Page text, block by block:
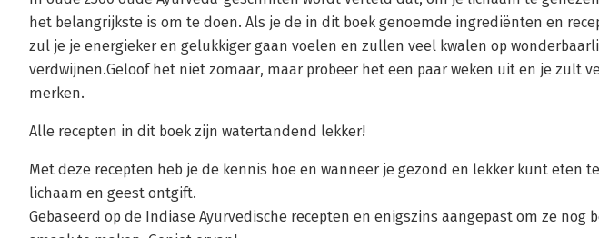
het belangrijkste is om te doen. Als je de in dit boek genoemde ingrediënten en
zul je je energieker en gelukkiger gaan voelen en zullen veel kwalen op
verdwijnen.Geloof het niet zomaar, maar probeer het een paar weken uit en je zult
merken.
Alle recepten in dit boek zijn watertandend lekker!
Met deze recepten heb je de kennis hoe en wanneer je gezond en lekker kunt eten
lichaam en geest ontgift.
Gebaseerd op de Indiase Ayurvedische recepten en enigszins aangepast om ze nog